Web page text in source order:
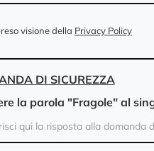
visione della Privacy Policy
DI SICUREZZA
la parola "Fragole" al